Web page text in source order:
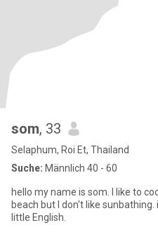
som, 33
Selaphum, Roi Et, Thailand
Suche: Männlich 40 - 60
hello my name is som. I like to
beach but I don't like
little English.